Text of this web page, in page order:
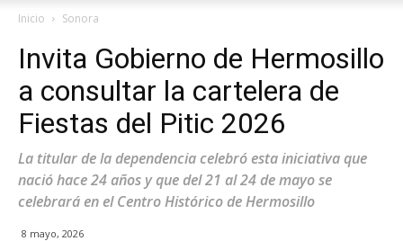
Inicio Sonora
Invita Gobierno de Hermosillo
a consultar la cartelera de
Fiestas del Pitic 2026
La titular de la dependencia celebró esta iniciativa que
nació hace 24 años y que del 21 al 24 de mayo se
celebrará en el Centro Histórico de Hermosillo
8 mayo, 2026